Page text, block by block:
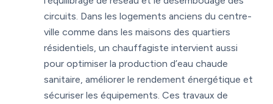
circuits. Dans les logements anciens du centre-
ville comme dans les maisons des quartiers
résidentiels, un chauffagiste intervient aussi
pour optimiser la production d’eau chaude
sanitaire, améliorer le rendement énergétique et
sécuriser les équipements. Ces travaux de